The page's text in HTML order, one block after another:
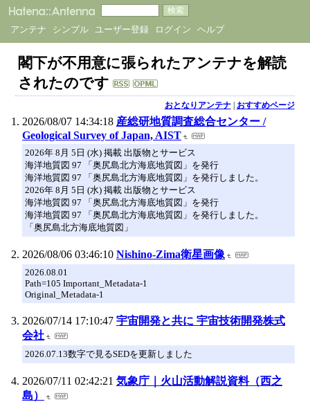
アンテナ シンプル ユーザー登録 ログイン ヘルプ
閣下が不用意に張られたアンテナを解読
されたのです
おとなりアンテナ| おすすめページ
2026/08/07 14:34:18 産総研地質調査総合センター /
Geological Survey of Japan, AIST
2026年 8月 5日 (水) 掲載 出版物とサービス
海洋地質図 97 「奥尻島北方海底地質図」を発行
海洋地質図 97 「奥尻島北方海底地質図」を発行しました。
2026年 8月 5日 (水) 掲載 出版物とサービス
海洋地質図 97 「奥尻島北方海底地質図」を発行
海洋地質図 97 「奥尻島北方海底地質図」を発行しました。
「奥尻島北方海底地質図」
2026/08/06 03:46:10 Nishino-Zima衛星画像
2026.08.01
Path=105 Important_Metadata-1
Original_Metadata-1
2026/07/14 17:10:47 宇宙開発と共に 宇宙技術開発株式
会社
2026.07.13数字で見るSEDを更新しました
2026/07/11 02:42:21 気象庁｜火山活動解説資料（西之
島）